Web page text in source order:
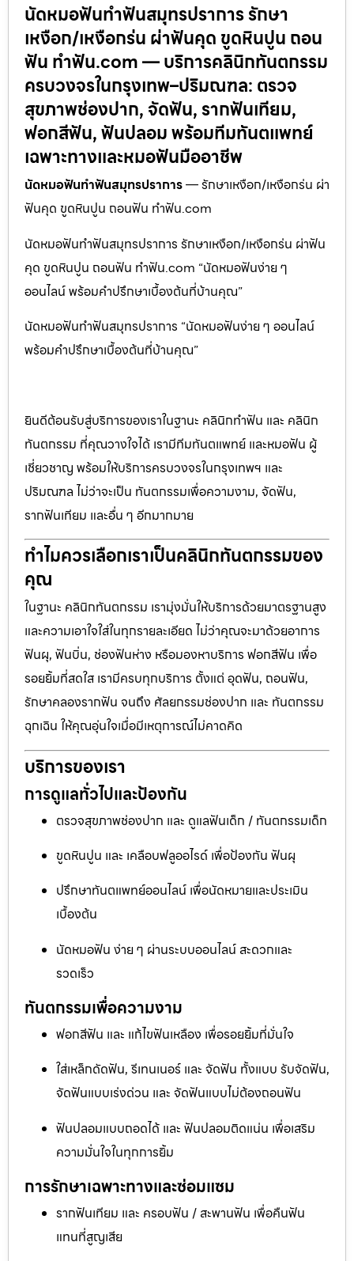
นัดหมอฟันทำฟันสมุทรปราการ รักษา
เหงือก/เหงือกร่น ผ่าฟันคุด ขูดหินปูน ถอน
ฟัน ทำฟัน.com — บริการคลินิกทันตกรรม
ครบวงจรในกรุงเทพ–ปริมณฑล: ตรวจ
สุขภาพช่องปาก, จัดฟัน, รากฟันเทียม,
ฟอกสีฟัน, ฟันปลอม พร้อมทีมทันตแพทย์
เฉพาะทางและหมอฟันมืออาชีพ
นัดหมอฟันทำฟันสมุทรปราการ— รักษาเหงือก/เหงือกร่น ผ่า
ฟันคุด ขูดหินปูน ถอนฟัน ทำฟัน.com
นัดหมอฟันทำฟันสมุทรปราการ รักษาเหงือก/เหงือกร่น ผ่าฟัน
คุด ขูดหินปูน ถอนฟัน ทำฟัน.com “นัดหมอฟันง่าย ๆ
ออนไลน์ พร้อมคำปรึกษาเบื้องต้นที่บ้านคุณ”
นัดหมอฟันทำฟันสมุทรปราการ “นัดหมอฟันง่าย ๆ ออนไลน์
พร้อมคำปรึกษาเบื้องต้นที่บ้านคุณ”
ยินดีต้อนรับสู่บริการของเราในฐานะ คลินิกทำฟัน และ คลินิก
ทันตกรรม ที่คุณวางใจได้ เรามีทีมทันตแพทย์ และหมอฟัน ผู้
เชี่ยวชาญ พร้อมให้บริการครบวงจรในกรุงเทพฯ และ
ปริมณฑล ไม่ว่าจะเป็น ทันตกรรมเพื่อความงาม, จัดฟัน,
รากฟันเทียม และอื่น ๆ อีกมากมาย
ทำไมควรเลือกเราเป็นคลินิกทันตกรรมของ
คุณ
ในฐานะ คลินิกทันตกรรม เรามุ่งมั่นให้บริการด้วยมาตรฐานสูง
และความเอาใจใส่ในทุกรายละเอียด ไม่ว่าคุณจะมาด้วยอาการ
ฟันผุ, ฟันบิ่น, ช่องฟันห่าง หรือมองหาบริการ ฟอกสีฟัน เพื่อ
รอยยิ้มที่สดใส เรามีครบทุกบริการ ตั้งแต่ อุดฟัน, ถอนฟัน,
รักษาคลองรากฟัน จนถึง ศัลยกรรมช่องปาก และ ทันตกรรม
ฉุกเฉิน ให้คุณอุ่นใจเมื่อมีเหตุการณ์ไม่คาดคิด
บริการของเรา
การดูแลทั่วไปและป้องกัน
ตรวจสุขภาพช่องปาก และ ดูแลฟันเด็ก / ทันตกรรมเด็ก
ขูดหินปูน และ เคลือบฟลูออไรด์ เพื่อป้องกัน ฟันผุ
ปรึกษาทันตแพทย์ออนไลน์ เพื่อนัดหมายและประเมิน
เบื้องต้น
นัดหมอฟัน ง่าย ๆ ผ่านระบบออนไลน์ สะดวกและ
รวดเร็ว
ทันตกรรมเพื่อความงาม
ฟอกสีฟัน และ แก้ไขฟันเหลือง เพื่อรอยยิ้มที่มั่นใจ
ใส่เหล็กดัดฟัน, รีเทนเนอร์ และ จัดฟัน ทั้งแบบ รับจัดฟัน,
จัดฟันแบบเร่งด่วน และ จัดฟันแบบไม่ต้องถอนฟัน
ฟันปลอมแบบถอดได้ และ ฟันปลอมติดแน่น เพื่อเสริม
ความมั่นใจในทุกการยิ้ม
การรักษาเฉพาะทางและซ่อมแซม
รากฟันเทียม และ ครอบฟัน / สะพานฟัน เพื่อคืนฟัน
แทนที่สูญเสีย